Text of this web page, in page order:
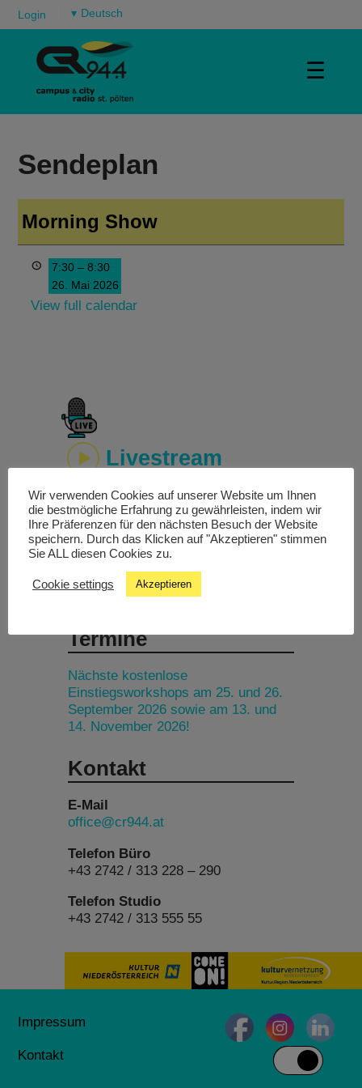
Login ▾
☰
Sendeplan
Morning Show
7:30 – 8:30
26. Mai 2026
View full calendar
Livestream
Studiochat
Songfinder
Termine
Nächste kostenlose
Einstiegsworkshops am 25. und 26.
September 2026 sowie am 13. und
14. November 2026!
Kontakt
E-Mail
office@cr944.at
Telefon Büro
+43 2742 / 313 228 – 290
Telefon Studio
+43 2742 / 313 555 55
Impressum
Kontakt
Wir verwenden Cookies auf unserer Website um Ihnen
die bestmögliche Erfahrung zu gewährleisten, indem wir
Ihre Präferenzen für den nächsten Besuch der Website
speichern. Durch das Klicken auf "Akzeptieren" stimmen
Sie ALL diesen Cookies zu.
Cookie settings Akzeptieren